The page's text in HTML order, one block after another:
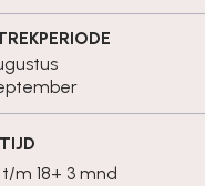
t/m 18+ 3 mnd